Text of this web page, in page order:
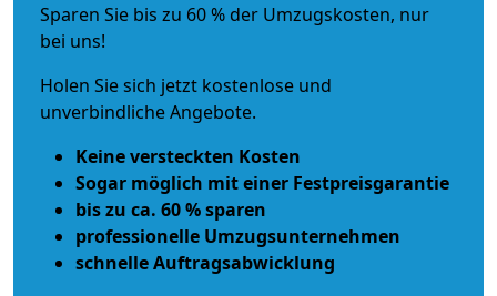
Sparen Sie bis zu 60 % der Umzugskosten, nur
bei uns!
Holen Sie sich jetzt kostenlose und
unverbindliche Angebote.
Keine versteckten Kosten
Sogar möglich mit einer Festpreisgarantie
bis zu ca. 60 % sparen
professionelle Umzugsunternehmen
schnelle Auftragsabwicklung